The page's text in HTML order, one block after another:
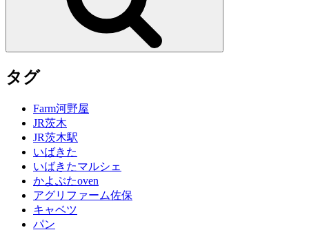
タグ
Farm河野屋
JR茨木
JR茨木駅
いばきた
いばきたマルシェ
かよぶたoven
アグリファーム佐保
キャベツ
パン